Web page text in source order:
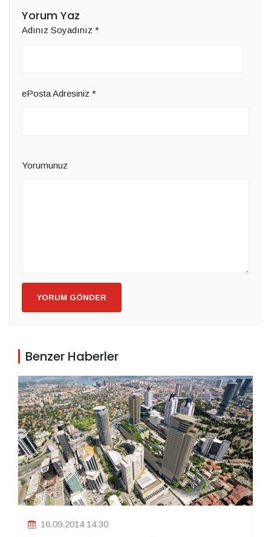
Yorum Yaz
Adınız Soyadınız *
ePosta Adresiniz *
Yorumunuz
YORUM GÖNDER
Benzer Haberler
16.09.2014 14:30